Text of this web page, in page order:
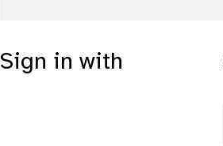
Sign in with